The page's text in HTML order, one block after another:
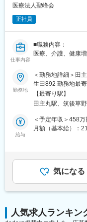
■永年勤続表彰
■施設、レクリエー
業務に従事する。
■年間有給休暇：10
■休日:完全週休2日
■夏期休暇：あり
■年末年始休暇：あ
■有給休暇（入社
【福利厚生（一例
■退職金制度（確定
■財形貯蓄
■長期所得保障保険
■団体保険
■配偶者出産休暇
■妊婦・育児・介護
業務に従事する。
医療法人聖峰会
正社員
仕事内容
■職務内容：
医療、介護、健康
（1）調剤業務
・外来調剤…土曜
・入院調剤…一日
（2）病棟業務…急
退院指導や服薬指
（3）感染、ICT、
（4）システム
・DI、各種カンフ
内外研修会出席、
実働7.5時間で、日
勤務地
＜勤務地詳細＞田
生田892 勤務地最
地内全面禁煙
【最寄り駅】
田主丸駅、筑後草
給与
＜予定年収＞458
月額（基本給）：
考を通じて上下す
みます。気になる
人気求人ランキン